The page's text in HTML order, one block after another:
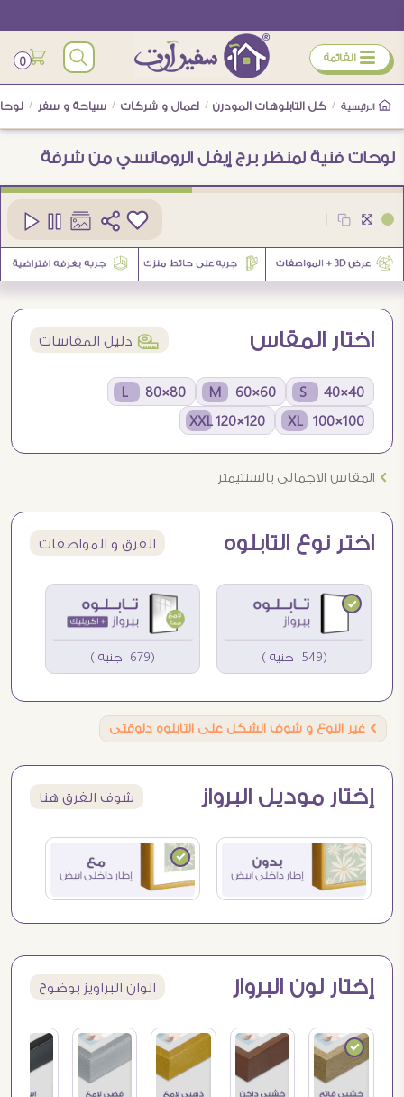
ÿ القائمة 0
الرئيسية / كل التابلوهات المودرن / اعمال و شركات / سياحة و سفر /
لوحات فنية لمنظر برج إيفل الرومانسي من شرفة
كود
اختار المقاس í دليل المقاسات
40×40 S
60×60 M
80×80 L
100×100 XL
120×120 XXL
Ö المقاس الاجمالى بالسنتيمتر
اختر نوع التابلوه الفرق و المواصفات
(549 جنيه ) (679 جنيه )
Ö غير النوع و شوف الشكل على التابلوه دلوقتى
إختار موديل البرواز شوف الفرق هنا
إختار لون البرواز الوان البراويز بوضوح